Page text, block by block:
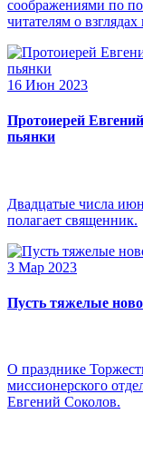
соображениями по
читателям о
16 Июн 2023
Протоиерей
пьянки
Двадцатые числа
полагает священник.
3 Мар 2023
Пусть тяжелые
О празднике
миссионерского
Евгений Соколов.